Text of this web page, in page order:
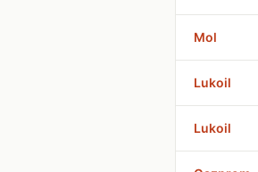
Mol
Lukoil
Lukoil